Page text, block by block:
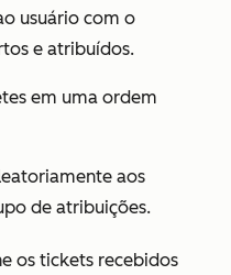
usuário com o
e atribuídos.
em uma ordem
aos
de atribuições.
os tickets recebidos